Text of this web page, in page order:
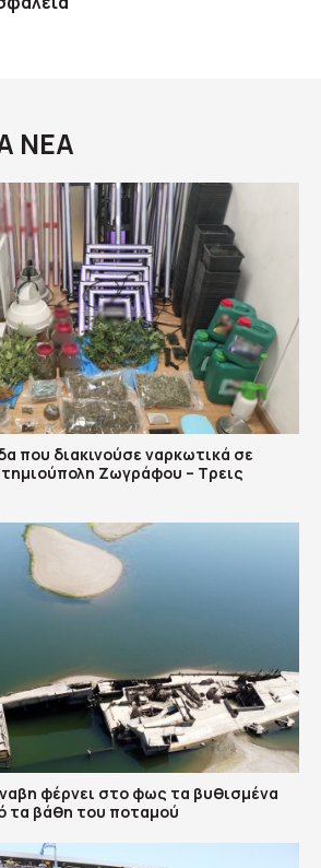
ΝΕΑ
που διακινούσε ναρκωτικά σε
Ζωγράφου – Τρεις
φέρνει στο φως τα βυθισμένα
τα βάθη του ποταμού